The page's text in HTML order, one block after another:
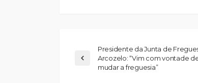
Presidente da Junta de
Arcozelo: “Vim com vontade
mudar a freguesia”